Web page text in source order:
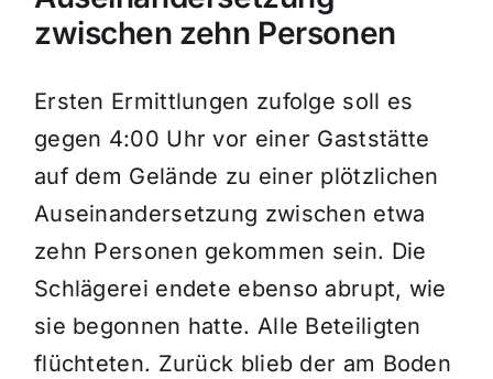
zwischen zehn Personen
Ersten Ermittlungen zufolge soll es
gegen 4:00 Uhr vor einer Gaststätte
auf dem Gelände zu einer plötzlichen
Auseinandersetzung zwischen etwa
zehn Personen gekommen sein. Die
Schlägerei endete ebenso abrupt, wie
sie begonnen hatte. Alle Beteiligten
flüchteten. Zurück blieb der am Boden